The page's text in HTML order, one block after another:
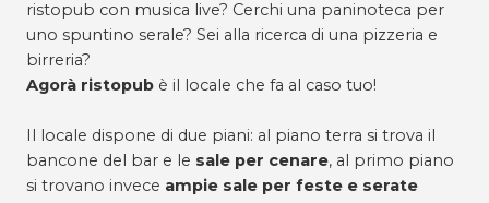
ristopub con musica live? Cerchi una paninoteca per
uno spuntino serale? Sei alla ricerca di una pizzeria e
birreria?
Agorà ristopub è il locale che fa al caso tuo!
Il locale dispone di due piani: al piano terra si trova il
bancone del bar e le sale per cenare, al primo piano
si trovano invece ampie sale per feste e serate